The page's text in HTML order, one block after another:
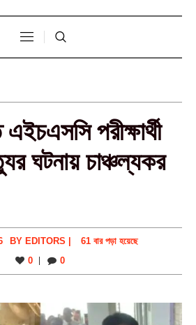
পরীক্ষার্থী
ঘটনায় চাঞ্চল্যকর
BY EDITORS |
61 বার পড়া হয়েছে
0
0